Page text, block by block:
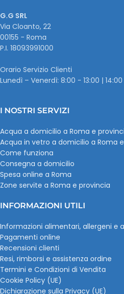
G.G SRL
Via Cloanto, 22
00155 - Roma
P.I. ‭18093991000
Orario Servizio Clienti
Lunedì – Venerdì: 8:00 - 13:00 | 14:00
I NOSTRI SERVIZI
Acqua a domicilio a Roma e
Acqua in vetro a domicilio a Roma
Come funziona
Consegna a domicilio
Spesa online a Roma
Zone servite a Roma e provincia
INFORMAZIONI UTILI
Informazioni alimentari, allergeni e
Pagamenti online
Recensioni clienti
Resi, rimborsi e assistenza ordine
Termini e Condizioni di Vendita
Cookie Policy (UE)
Dichiarazione sulla Privacy (UE)